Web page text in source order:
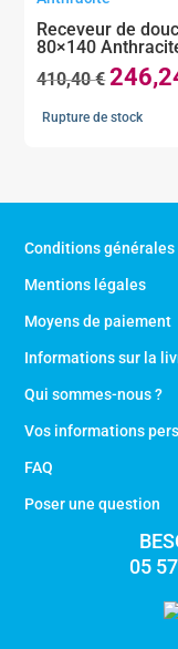
Receveur de
80×140
410,40€Le
prix
Rupture de stock
Conditions générales
Mentions légales
Moyens de paiement
Informations sur la
Qui sommes-nous ?
Vos informations
FAQ
Poser une question
05